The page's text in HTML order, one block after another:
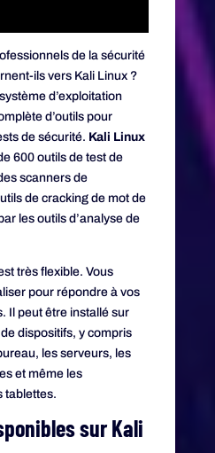
de la sécurité
ils vers Kali Linux ?
d’exploitation
d’outils pour
de sécurité. Kali Linux
600 outils de test de
scanners de
de cracking de mot de
les outils d’analyse de
très flexible. Vous
pour répondre à vos
Il peut être installé sur
dispositifs, y compris
les serveurs, les
et même les
tablettes.
sur Kali